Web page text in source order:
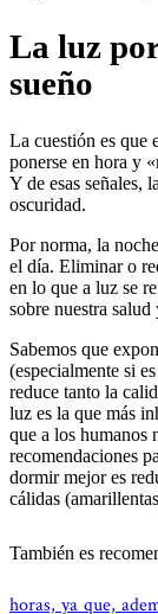
La luz
sueño
La cuestión es que
ponerse en hora y
Y de esas señales,
oscuridad.
Por norma, la
el día. Eliminar o
en lo que a luz se
sobre nuestra salud
Sabemos que
(especialmente si
reduce tanto la
luz es la que más
que a los humanos
recomendaciones
dormir mejor es
cálidas
También es
horas, ya que,